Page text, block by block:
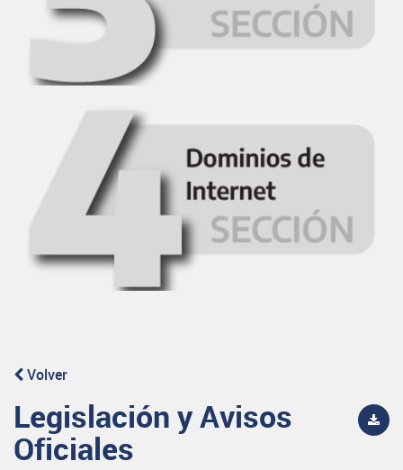
Volver
Legislación y Avisos
Oficiales